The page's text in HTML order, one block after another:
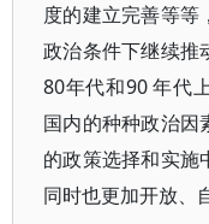
度的建立完善等等
政治条件下继续推
80年代和90 年代
国内的种种政治因
的政策选择和实施
同时也更加开放、